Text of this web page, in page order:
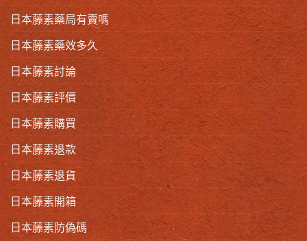
日本藤素藥局有賣嗎
日本藤素藥效多久
日本藤素討論
日本藤素評價
日本藤素購買
日本藤素退款
日本藤素退貨
日本藤素開箱
日本藤素防偽碼